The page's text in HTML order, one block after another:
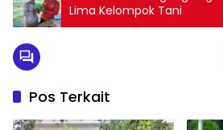
Lima Kelompok Tani
Pos Terkait